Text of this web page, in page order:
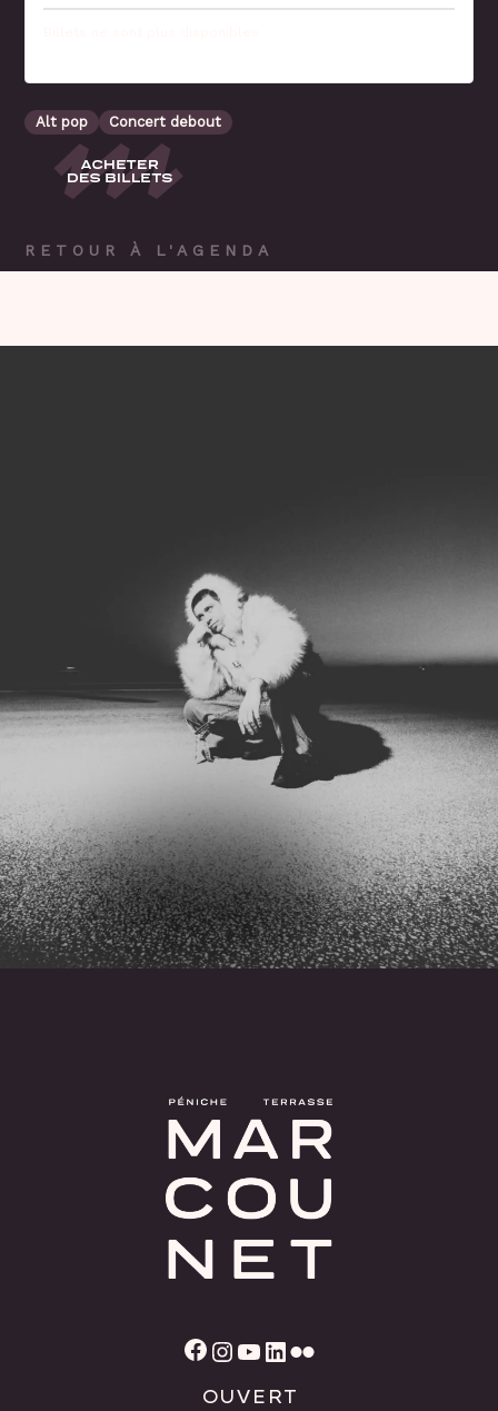
Alt pop Concert debout
RETOUR À L'AGENDA
Facebook Instagram YouTube
OUVERT